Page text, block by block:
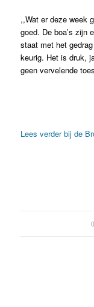
,,Wat er deze week
goed. De boa’s zijn
staat met het
keurig. Het is druk,
geen vervelende
Lees verder bij de
/